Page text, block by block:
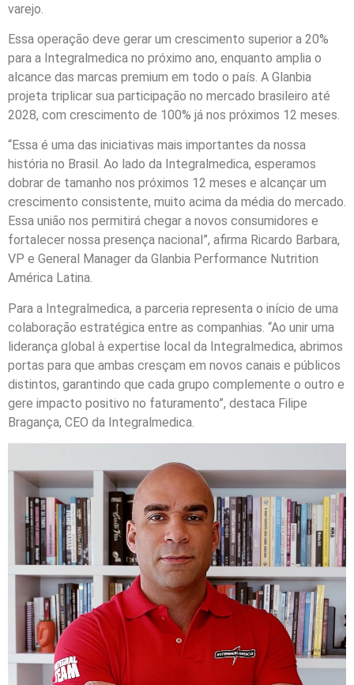
varejo.
Essa operação deve gerar um crescimento superior a 20%
para a Integralmedica no próximo ano, enquanto amplia o
alcance das marcas premium em todo o país. A Glanbia
projeta triplicar sua participação no mercado brasileiro até
2028, com crescimento de 100% já nos próximos 12 meses.
“Essa é uma das iniciativas mais importantes da nossa
história no Brasil. Ao lado da Integralmedica, esperamos
dobrar de tamanho nos próximos 12 meses e alcançar um
crescimento consistente, muito acima da média do mercado.
Essa união nos permitirá chegar a novos consumidores e
fortalecer nossa presença nacional”, afirma Ricardo Barbara,
VP e General Manager da Glanbia Performance Nutrition
América Latina.
Para a Integralmedica, a parceria representa o início de uma
colaboração estratégica entre as companhias. “Ao unir uma
liderança global à expertise local da Integralmedica, abrimos
portas para que ambas cresçam em novos canais e públicos
distintos, garantindo que cada grupo complemente o outro e
gere impacto positivo no faturamento”, destaca Filipe
Bragança, CEO da Integralmedica.